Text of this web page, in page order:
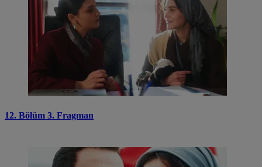
12. Bölüm 3. Fragman